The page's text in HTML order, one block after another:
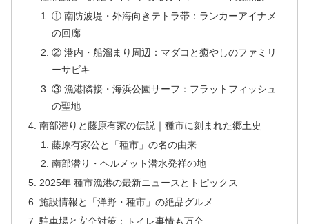
① 南防波堤・外海向きテトラ帯：ランカーアイナメ
の回廊
② 港内・船溜まり周辺：マダコと癒やしのファミリ
ーサビキ
③ 漁港隣接・海浜公園サーフ：フラットフィッシュ
の聖地
南部潜りと藤原有家の伝説｜種市に刻まれた郷土史
藤原有家公と「種市」の名の由来
南部潜り・ヘルメット潜水発祥の地
2025年 種市漁港の最新ニュースとトピックス
施設情報と「洋野・種市」の絶品グルメ
駐車場と安全対策：トイレ事情も万全